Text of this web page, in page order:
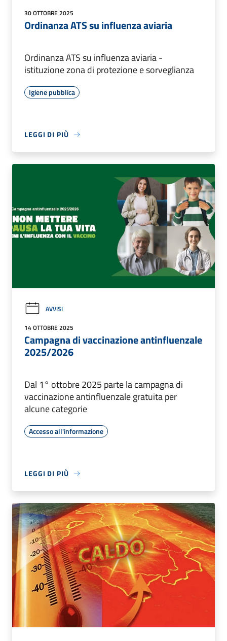
30 OTTOBRE 2025
Ordinanza ATS su influenza aviaria
Ordinanza ATS su influenza aviaria -
istituzione zona di protezione e sorveglianza
Igiene pubblica
LEGGI DI PIÙ
AVVISI
14 OTTOBRE 2025
Campagna di vaccinazione antinfluenzale
2025/2026
Dal 1° ottobre 2025 parte la campagna di
vaccinazione antinfluenzale gratuita per
alcune categorie
Accesso all'informazione
LEGGI DI PIÙ